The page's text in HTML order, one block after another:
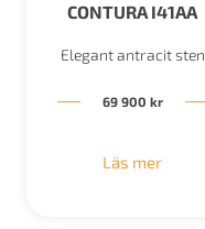
CONTURA I41AA
Elegant antracit sten
69 900 kr
Läs mer